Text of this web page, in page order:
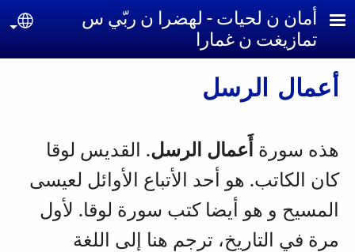
تجاوز إلى المحتوى الرئيسي
أمان ن لحيات - لهضرا ن ربّي س
تمازيغت ن غمارا
أعمال الرسل
هذه سورة أَعمال الرسل. القديس لوقا
كان الكاتب. هو أحد الأتباع الأوائل لعيسى
المسيح و هو أيضا كتب سورة لوقا. لأول
مرة في التاريخ، ترجم هنا إلى اللغة